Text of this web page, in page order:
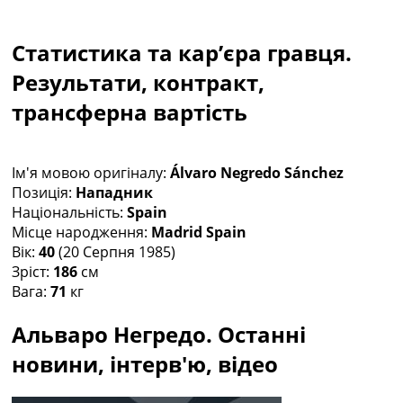
Чемпіонат Світу
Україна. Прем’єр-Ліга
Україна. Перша Ліга
Ліга Чемпіонів
Ще Турніри >>>
Таблиці
Чемпіонат Світу. Турнирні таблиці
Таблиця УПЛ
Перша Ліга
Таблиця АПЛ
Таблиця Ла Ліги
Всі таблиці >>>
Рейтинги
Рейтинг країн УЄФА
Рейтинг клубів УЄФА
Статистика та кар’єра гравця.
Результати, контракт,
трансферна вартість
Ім'я мовою оригіналу: Álvaro Negredo Sánchez
Позиція: Нападник
Національність: Spain
Місце народження: Madrid Spain
Вік: 40(20 Серпня 1985)
Зріст: 186 см
Вага: 71 кг
Альваро Негредо. Останні
новини, інтерв'ю, відео